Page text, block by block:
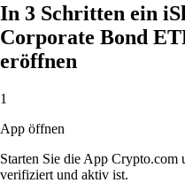
In 3 Schritten ein
Corporate Bond
eröffnen
1
App öffnen
Starten Sie die App Crypto.com
verifiziert und aktiv ist.